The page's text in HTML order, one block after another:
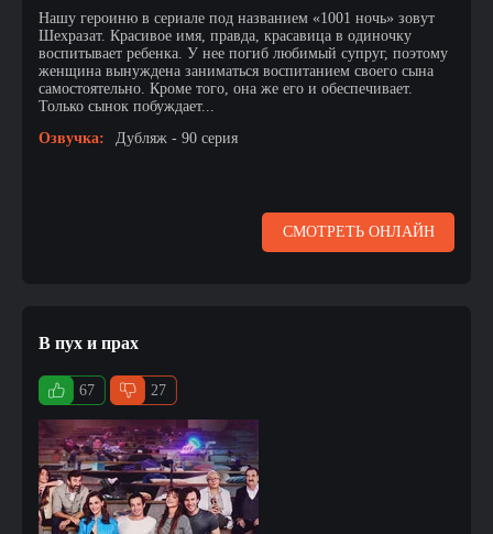
Нашу героиню в сериале под названием «1001 ночь» зовут
Шехразат. Красивое имя, правда, красавица в одиночку
воспитывает ребенка. У нее погиб любимый супруг, поэтому
женщина вынуждена заниматься воспитанием своего сына
самостоятельно. Кроме того, она же его и обеспечивает.
Только сынок побуждает...
Озвучка:
Дубляж - 90 серия
СМОТРЕТЬ ОНЛАЙН
В пух и прах
67 27